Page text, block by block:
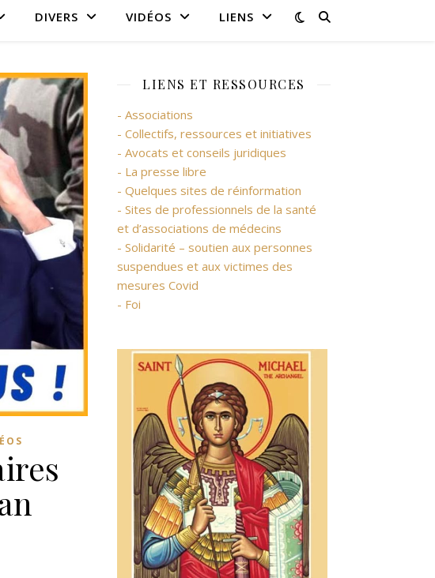
DIVERS VIDÉOS LIENS
LIENS ET RESSOURCES
- Associations
- Collectifs, ressources et initiatives
- Avocats et conseils juridiques
- La presse libre
- Quelques sites de réinformation
- Sites de professionnels de la santé
et d’associations de médecins
- Solidarité – soutien aux personnes
suspendues et aux victimes des
mesures Covid
- Foi